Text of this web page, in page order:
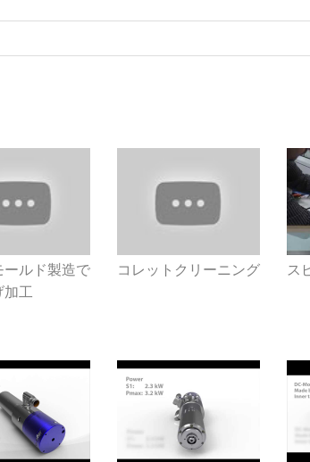
ールド製造で
加工
コレットクリーニング ス